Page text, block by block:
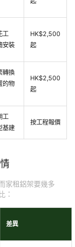
工
安裝
HK$2,500
起
轉換
的物
HK$2,500
起
工
基建
按工程報價
家租鋁架要幾多
：
差異